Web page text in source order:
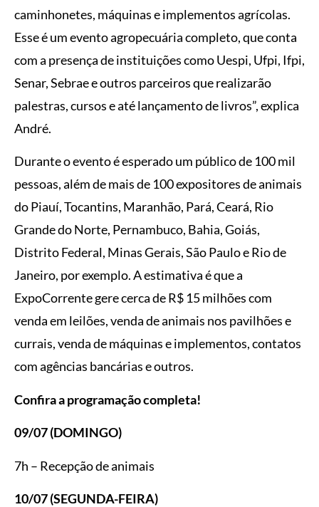
caminhonetes, máquinas e implementos agrícolas.
Esse é um evento agropecuária completo, que conta
com a presença de instituições como Uespi, Ufpi, Ifpi,
Senar, Sebrae e outros parceiros que realizarão
palestras, cursos e até lançamento de livros”, explica
André.
Durante o evento é esperado um público de 100 mil
pessoas, além de mais de 100 expositores de animais
do Piauí, Tocantins, Maranhão, Pará, Ceará, Rio
Grande do Norte, Pernambuco, Bahia, Goiás,
Distrito Federal, Minas Gerais, São Paulo e Rio de
Janeiro, por exemplo. A estimativa é que a
ExpoCorrente gere cerca de R$ 15 milhões com
venda em leilões, venda de animais nos pavilhões e
currais, venda de máquinas e implementos, contatos
com agências bancárias e outros.
Confira a programação completa!
09/07 (DOMINGO)
7h – Recepção de animais
10/07 (SEGUNDA-FEIRA)